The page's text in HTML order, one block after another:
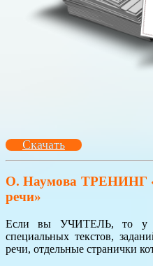
Скачать
О. Наумова ТРЕНИНГ
речи»
Если вы УЧИТЕЛЬ, то у
специальных текстов,
речи, отдельные странички